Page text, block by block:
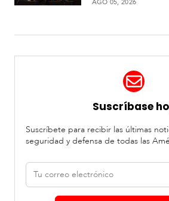
AGO 05, 2026
Suscríbase
Suscríbete para recibir las últimas
seguridad y defensa de todas las
Correo
electrónico